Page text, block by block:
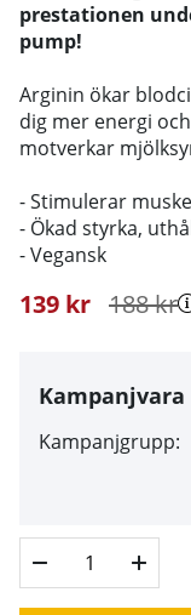
prestationen
pump!
Arginin ökar
dig mer energi
motverkar
- Stimulerar
- Ökad styrka,
- Vegansk
188kr
139 kr
Kampanjvara
Kampanjgrupp: